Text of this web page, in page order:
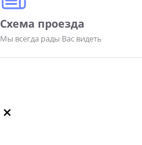
Схема проезда
Мы всегда рады Вас видеть